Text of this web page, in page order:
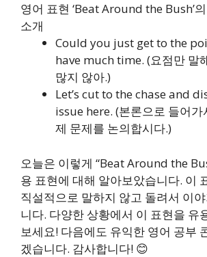
영어 표현 ‘Beat Around the Bush’
소개
Could you just get to the
have much time. (요점만 말
많지 않아.)
Let’s cut to the chase and
issue here. (본론으로 들어가
제 문제를 논의합시다.)
오늘은 이렇게 “Beat Around the
용 표현에 대해 알아보았습니다. 이
직설적으로 말하지 않고 돌려서 이
니다. 다양한 상황에서 이 표현을 유
보세요! 다음에도 유익한 영어 공부
겠습니다. 감사합니다! 😊